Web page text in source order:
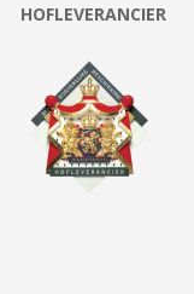
HOFLEVERANCIER